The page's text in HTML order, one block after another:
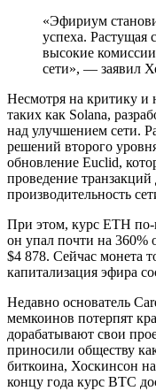
«Эфириум
успеха. Растущая
высокие
сети», — заявил
Несмотря на критику и
таких как Solana,
над улучшением сети.
решений второго
обновление Euclid,
проведение
производительность
При этом, курс ETH
он упал почти на 360%
$4 878. Сейчас монета
капитализация эфира
Недавно основатель
мемкоинов потерпят
дорабатывают свои
приносили обществу
биткоина, Хоскинсон
концу года курс BTC